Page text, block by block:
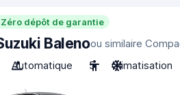
Zéro dépôt de garantie
Balenoou similaire
Automatique
5 Climatisation